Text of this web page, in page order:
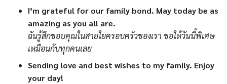
I’m grateful for our family bond. May today be as
amazing as you all are.
ฉันรู้สึกขอบคุณในสายใยครอบครัวของเรา ขอให้วันนี้พิเศษ
เหมือนกับทุกคนเลย
Sending love and best wishes to my family. Enjoy
your day!